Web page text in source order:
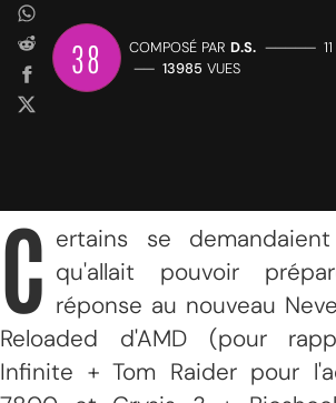
38 COMPOSÉ PAR D.S. —————
—— 13985 VUES
C ertains se
qu'allait pouvoir
réponse au nouveau
Reloaded d'AMD (pour
Infinite + Tom Raider pour